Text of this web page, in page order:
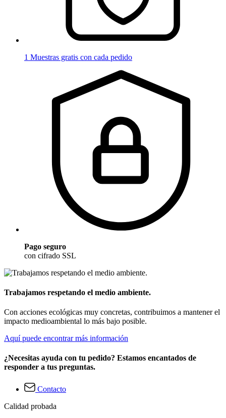
1 Muestras gratis con cada pedido
Pago seguro
con cifrado SSL
Trabajamos respetando el medio ambiente.
Con acciones ecológicas muy concretas, contribuimos a mantener el
impacto medioambiental lo más bajo posible.
Aquí puede encontrar más información
¿Necesitas ayuda con tu pedido? Estamos encantados de
responder a tus preguntas.
Contacto
Calidad probada